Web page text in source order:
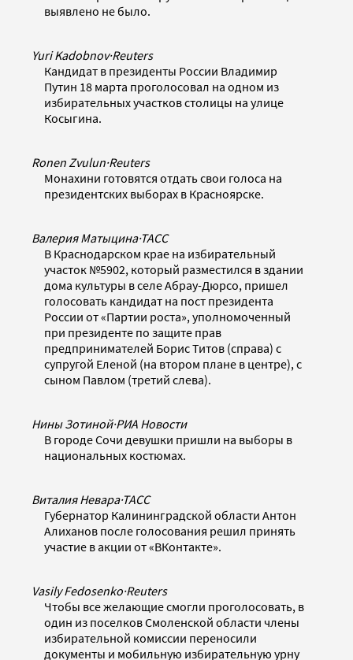
выявлено не было.
Yuri Kadobnov·Reuters
Кандидат в президенты России Владимир
Путин 18 марта проголосовал на одном из
избирательных участков столицы на улице
Косыгина.
Ronen Zvulun·Reuters
Монахини готовятся отдать свои голоса на
президентских выборах в Красноярске.
Валерия Матыцина·ТАСС
В Краснодарском крае на избирательный
участок №5902, который разместился в здании
дома культуры в селе Абрау-Дюрсо, пришел
голосовать кандидат на пост президента
России от «Партии роста», уполномоченный
при президенте по защите прав
предпринимателей Борис Титов (справа) с
супругой Еленой (на втором плане в центре), с
сыном Павлом (третий слева).
Нины Зотиной·РИА Новости
В городе Сочи девушки пришли на выборы в
национальных костюмах.
Виталия Невара·ТАСС
Губернатор Калининградской области Антон
Алиханов после голосования решил принять
участие в акции от «ВКонтакте».
Vasily Fedosenko·Reuters
Чтобы все желающие смогли проголосовать, в
один из поселков Смоленской области члены
избирательной комиссии переносили
документы и мобильную избирательную урну